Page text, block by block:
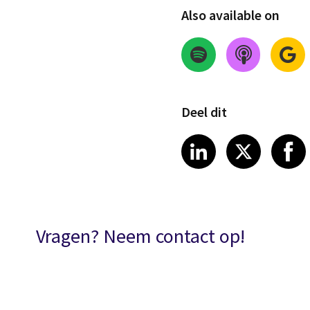
Also available on
Deel dit
Share on
LinkedIn
Share
X
Vragen? Neem contact op!